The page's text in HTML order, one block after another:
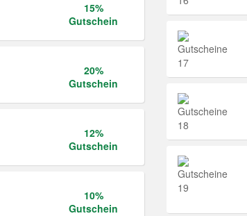
15%
Gutschein
20%
Gutschein
12%
Gutschein
10%
Gutschein